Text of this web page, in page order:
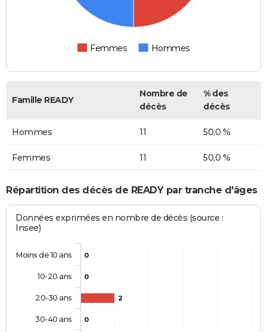
Femmes Hommes
Famille READY
Nombre de
décès
% des
décès
Hommes 11 50,0 %
Femmes 11 50,0 %
Répartition des décès de READY par tranche d'âges
Données exprimées en nombre de décès (source :
Insee)
0
0
2
0
Moins de 10 ans
10-20 ans
20-30 ans
30-40 ans